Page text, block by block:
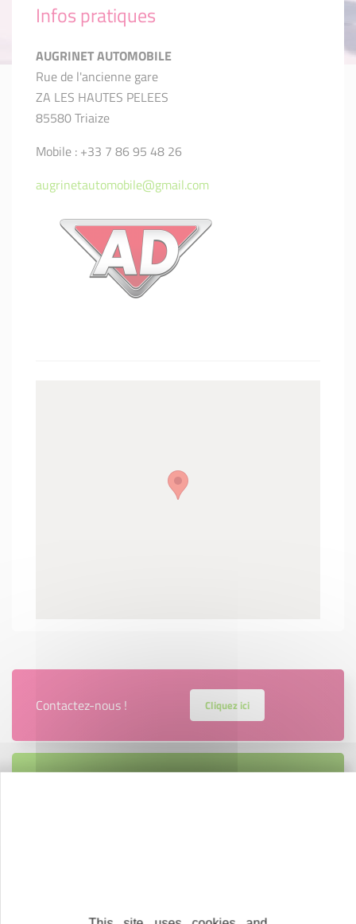
Infos pratiques
AUGRINET AUTOMOBILE
Rue de l'ancienne gare
ZA LES HAUTES PELEES
85580 Triaize
Mobile : +33 7 86 95 48 26
augrinetautomobile@gmail.com
Contactez-nous ! Cliquez ici